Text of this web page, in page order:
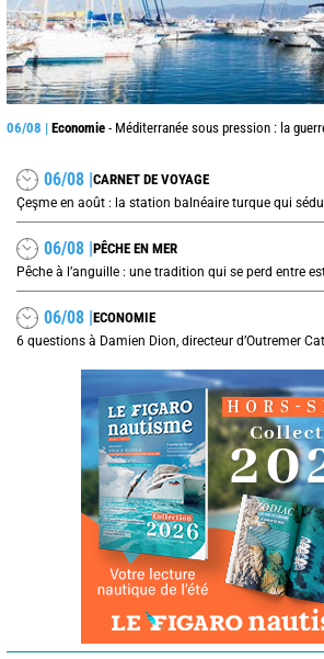
06/08 | Economie - Méditerranée sous pression : la guerre des
06/08 |CARNET DE VOYAGE
06/08 |PÊCHE EN MER
Pêche à l’anguille : une tradition qui se perd entre
06/08 |ECONOMIE
6 questions à Damien Dion, directeur d’Outremer